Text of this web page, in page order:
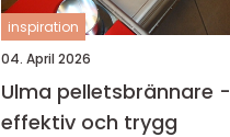
inspiration
04. April 2026
Ulma pelletsbrännare -
effektiv och trygg